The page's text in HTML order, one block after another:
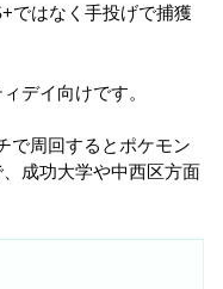
ではなく手投げで捕獲
デイ向けです。
で周回するとポケモン
成功大学や中西区方面